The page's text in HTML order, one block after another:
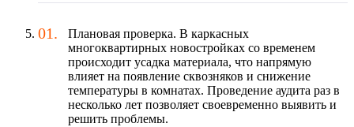
Плановая проверка. В каркасных
многоквартирных новостройках со временем
происходит усадка материала, что напрямую
влияет на появление сквозняков и снижение
температуры в комнатах. Проведение аудита раз в
несколько лет позволяет своевременно выявить и
решить проблемы.